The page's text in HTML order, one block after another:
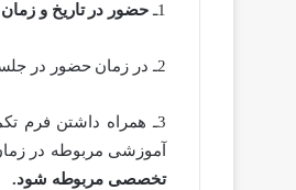
1ـ حضور در تاریخ و
2ـ در زمان حضور در جلسه مصاحبه لازم است
3ـ همراه داشتن فرم
آموزشی مربوطه در
تخصصی مربوطه شود.